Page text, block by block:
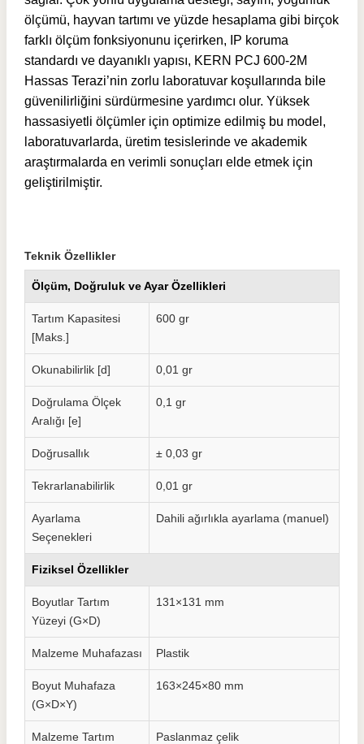
ölçümü, hayvan tartımı ve yüzde hesaplama gibi birçok
farklı ölçüm fonksiyonunu içerirken, IP koruma
standardı ve dayanıklı yapısı, KERN PCJ 600-2M
Hassas Terazi’nin zorlu laboratuvar koşullarında bile
güvenilirliğini sürdürmesine yardımcı olur. Yüksek
hassasiyetli ölçümler için optimize edilmiş bu model,
laboratuvarlarda, üretim tesislerinde ve akademik
araştırmalarda en verimli sonuçları elde etmek için
geliştirilmiştir.
Teknik Özellikler
Ölçüm, Doğruluk ve Ayar Özellikleri
Tartım Kapasitesi
[Maks.]
600 gr
Okunabilirlik [d] 0,01 gr
Doğrulama Ölçek
Aralığı [e]
0,1 gr
Doğrusallık ± 0,03 gr
Tekrarlanabilirlik 0,01 gr
Ayarlama
Seçenekleri
Dahili ağırlıkla ayarlama (manuel)
Fiziksel Özellikler
Boyutlar Tartım
Yüzeyi (G×D)
131×131 mm
Malzeme Muhafazası Plastik
Boyut Muhafaza
(G×D×Y)
163×245×80 mm
Malzeme Tartım Paslanmaz çelik